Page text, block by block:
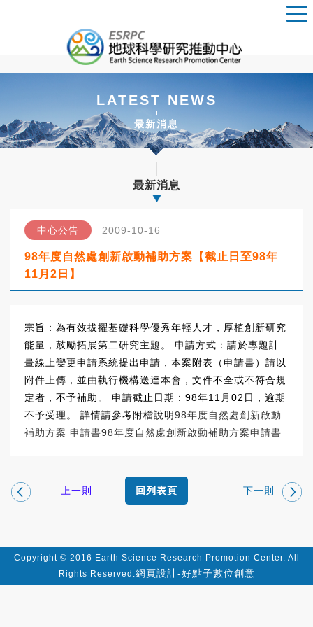
LATEST NEWS
最新消息
最新消息
中心公告 2009-10-16
98年度自然處創新啟動補助方案【截止日至98年
11月2日】
宗旨：為有效拔擢基礎科學優秀年輕人才，厚植創新研究
能量，鼓勵拓展第二研究主題。 申請方式：請於專題計
畫線上變更申請系統提出申請，本案附表（申請書）請以
附件上傳，並由執行機構送達本會，文件不全或不符合規
定者，不予補助。 申請截止日期：98年11月02日，逾期
不予受理。 詳情請參考附檔說明98年度自然處創新啟動
補助方案 申請書98年度自然處創新啟動補助方案申請書
上一則 下一則
回列表頁
Copyright © 2016 Earth Science Research Promotion Center. All
Rights Reserved.網頁設計-好點子數位創意